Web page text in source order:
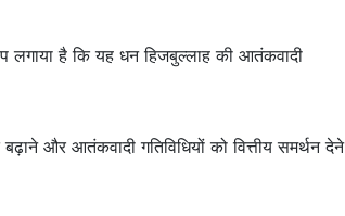
लगाया है कि यह धन हिजबुल्लाह की आतंकवादी
और आतंकवादी गतिविधियों को वित्तीय समर्थन देने